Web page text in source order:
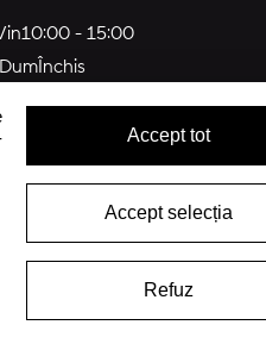
10:00 - 15:00
Închis
Trimite
Accept tot
Accept selecția
Refuz